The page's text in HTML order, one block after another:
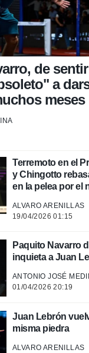
de
a
meses
Terremoto en el
y Chingotto
en la pelea por el
ALVARO ARENILLAS
19/04/2026 01:15
Paquito Navarro
inquieta a Juan
ANTONIO JOSÉ
01/04/2026 20:19
Juan Lebrón
misma piedra
ALVARO ARENILLAS